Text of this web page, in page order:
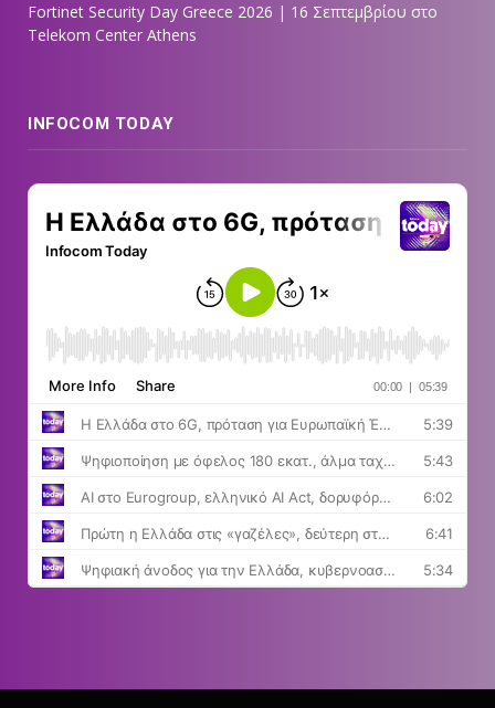
Fortinet Security Day Greece 2026 | 16 Σεπτεμβρίου στο
Telekom Center Athens
INFOCOM TODAY